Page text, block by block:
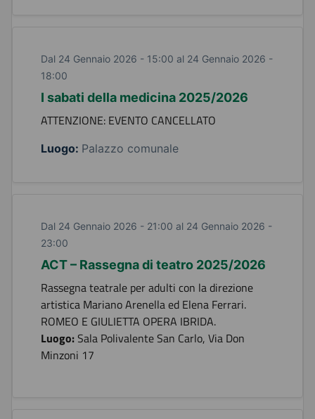
Dal 24 Gennaio 2026 - 15:00 al 24 Gennaio 2026 -
18:00
I sabati della medicina 2025/2026
ATTENZIONE: EVENTO CANCELLATO
Luogo: Palazzo comunale
Dal 24 Gennaio 2026 - 21:00 al 24 Gennaio 2026 -
23:00
ACT – Rassegna di teatro 2025/2026
Rassegna teatrale per adulti con la direzione
artistica Mariano Arenella ed Elena Ferrari.
ROMEO E GIULIETTA OPERA IBRIDA.
Luogo:Sala Polivalente San Carlo, Via Don
Minzoni 17